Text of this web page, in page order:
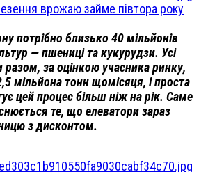
врожаю займе півтора року
потрібно близько 40 мільйонів
— пшениці та кукурудзи. Усі
за оцінкою учасника ринку,
мільйона тонн щомісяця, і проста
цей процес більш ніж на рік. Саме
те, що елеватори зараз
з дисконтом.